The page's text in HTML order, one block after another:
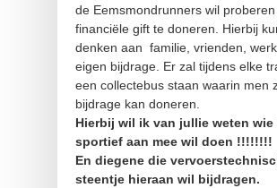
de Eemsmondrunners wil
financiële gift te doneren. Hierbij
denken aan familie, vrienden,
eigen bijdrage. Er zal tijdens elke
een collectebus staan waarin men
bijdrage kan doneren.
Hierbij wil ik van jullie weten wie
sportief aan mee wil doen !!!!!!!!
En diegene die
steentje hieraan wil bijdragen.